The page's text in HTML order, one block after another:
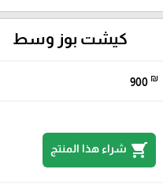
كيشت بوز وسط
900 ₪
shopping_cart شراء هذا المنتج